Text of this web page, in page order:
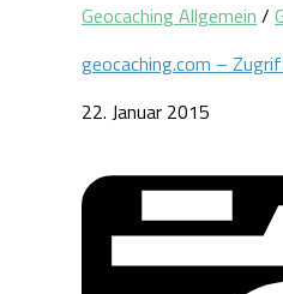
Geocaching Allgemein /
geocaching.com –
22. Januar 2015